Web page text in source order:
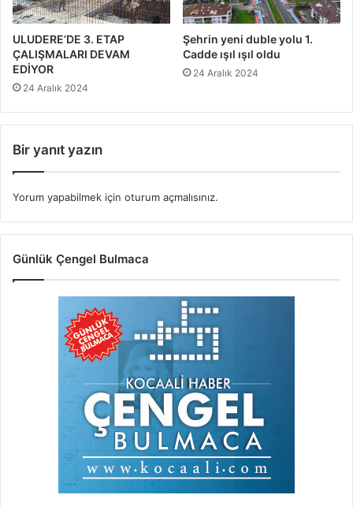
ULUDERE’DE 3. ETAP
ÇALIŞMALARI DEVAM
EDİYOR
24 Aralık 2024
Şehrin yeni duble yolu 1.
Cadde ışıl ışıl oldu
24 Aralık 2024
Bir yanıt yazın
Yorum yapabilmek için oturum açmalısınız.
Günlük Çengel Bulmaca